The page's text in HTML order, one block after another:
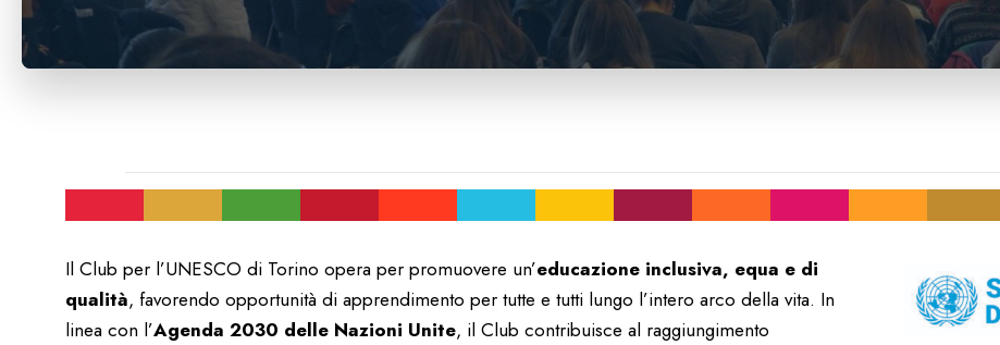
Il Club per l’UNESCO di Torino opera per promuovere un’educazione inclusiva, equa e di
qualità, favorendo opportunità di apprendimento per tutte e tutti lungo l’intero arco della vita. In
linea con l’Agenda 2030 delle Nazioni Unite, il Club contribuisce al raggiungimento